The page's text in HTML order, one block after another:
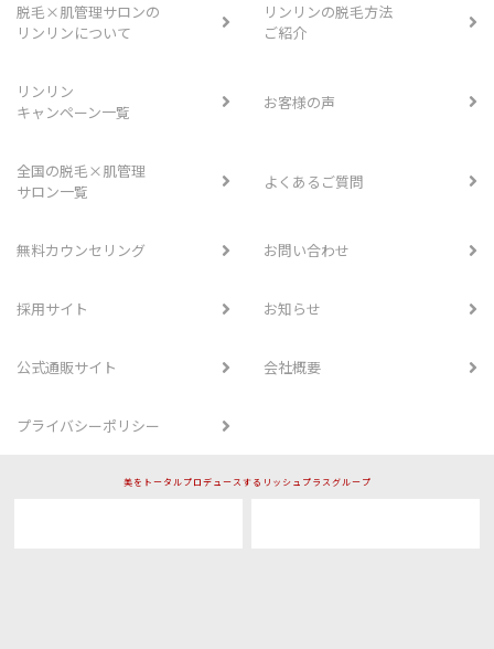
脱毛×肌管理サロンの
リンリンについて
リンリンの脱毛方法
ご紹介
リンリン
キャンペーン一覧
お客様の声
全国の脱毛×肌管理
サロン一覧
よくあるご質問
無料カウンセリング お問い合わせ
採用サイト お知らせ
公式通販サイト 会社概要
プライバシーポリシー
美をトータルプロデュースするリッシュプラスグループ